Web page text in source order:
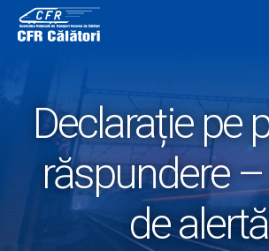
content
Declarație pe
răspundere
de alertă